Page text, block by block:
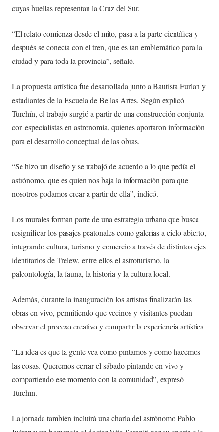
cuyas huellas representan la Cruz del Sur.
“El relato comienza desde el mito, pasa a la parte científica y
después se conecta con el tren, que es tan emblemático para la
ciudad y para toda la provincia”, señaló.
La propuesta artística fue desarrollada junto a Bautista Furlan y
estudiantes de la Escuela de Bellas Artes. Según explicó
Turchín, el trabajo surgió a partir de una construcción conjunta
con especialistas en astronomía, quienes aportaron información
para el desarrollo conceptual de las obras.
“Se hizo un diseño y se trabajó de acuerdo a lo que pedía el
astrónomo, que es quien nos baja la información para que
nosotros podamos crear a partir de ella”, indicó.
Los murales forman parte de una estrategia urbana que busca
resignificar los pasajes peatonales como galerías a cielo abierto,
integrando cultura, turismo y comercio a través de distintos ejes
identitarios de Trelew, entre ellos el astroturismo, la
paleontología, la fauna, la historia y la cultura local.
Además, durante la inauguración los artistas finalizarán las
obras en vivo, permitiendo que vecinos y visitantes puedan
observar el proceso creativo y compartir la experiencia artística.
“La idea es que la gente vea cómo pintamos y cómo hacemos
las cosas. Queremos cerrar el sábado pintando en vivo y
compartiendo ese momento con la comunidad”, expresó
Turchín.
La jornada también incluirá una charla del astrónomo Pablo